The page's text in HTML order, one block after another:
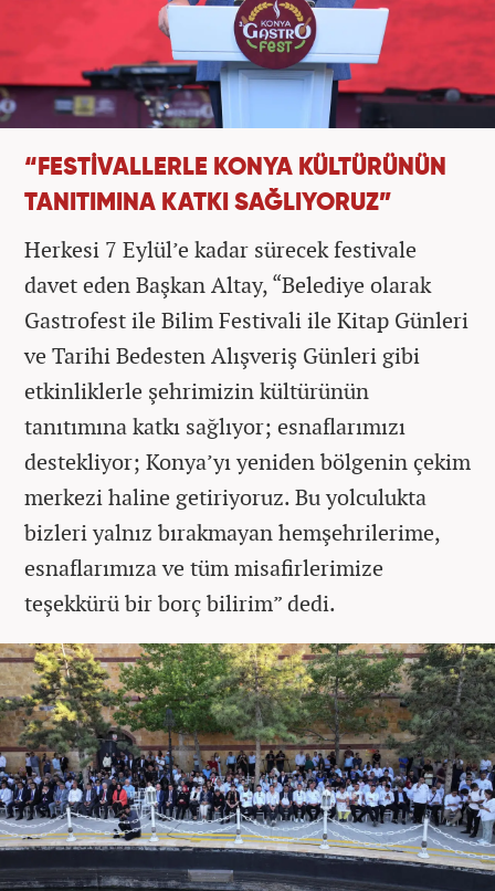
“FESTİVALLERLE KONYA KÜLTÜRÜNÜN
TANITIMINA KATKI SAĞLIYORUZ”
Herkesi 7 Eylül’e kadar sürecek festivale
davet eden Başkan Altay, “Belediye olarak
Gastrofest ile Bilim Festivali ile Kitap Günleri
ve Tarihi Bedesten Alışveriş Günleri gibi
etkinliklerle şehrimizin kültürünün
tanıtımına katkı sağlıyor; esnaflarımızı
destekliyor; Konya’yı yeniden bölgenin çekim
merkezi haline getiriyoruz. Bu yolculukta
bizleri yalnız bırakmayan hemşehrilerime,
esnaflarımıza ve tüm misafirlerimize
teşekkürü bir borç bilirim” dedi.